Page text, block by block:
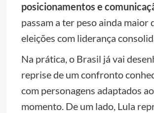
posicionamentos e
passam a ter peso ainda maior
eleições com liderança
Na prática, o Brasil já vai
reprise de um confronto
com personagens adaptados
momento. De um lado, Lula